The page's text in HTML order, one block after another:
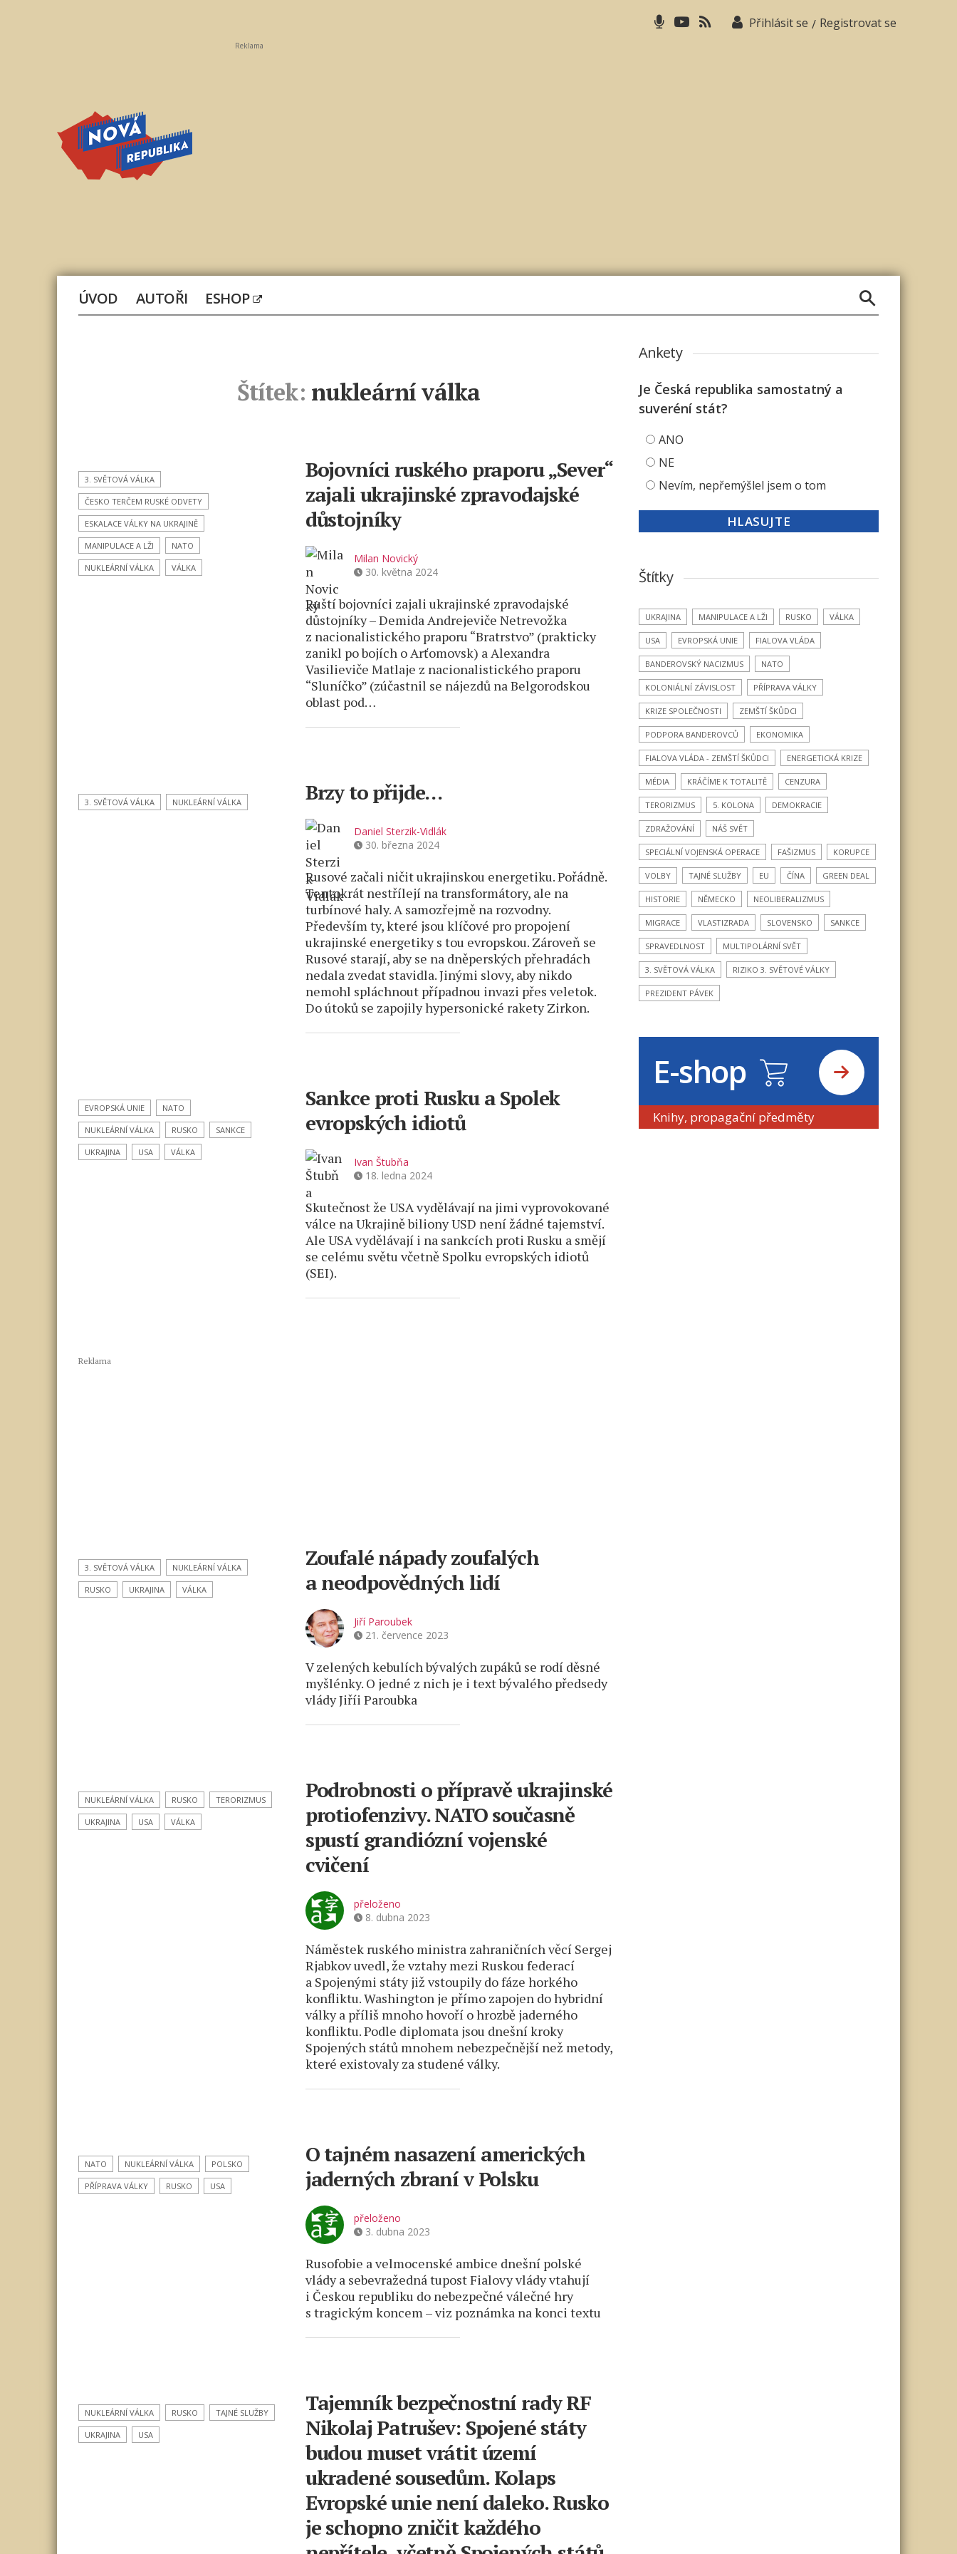
Přihlásit se / Registrovat se
Reklama
ÚVOD AUTOŘI ESHOP
Štítek: nukleární válka
3. SVĚTOVÁ VÁLKA
ČESKO TERČEM RUSKÉ ODVETY
ESKALACE VÁLKY NA UKRAJINĚ
MANIPULACE A LŽI NATO
NUKLEÁRNÍ VÁLKA VÁLKA
Bojovníci ruského praporu „Sever“
zajali ukrajinské zpravodajské
důstojníky
Milan Novický
30. května 2024
Ruští bojovníci zajali ukrajinské zpravodajské
důstojníky – Demida Andrejeviče Netrevožka
z nacionalistického praporu “Bratrstvo” (prakticky
zanikl po bojích o Arťomovsk) a Alexandra
Vasilieviče Matlaje z nacionalistického praporu
“Sluníčko” (zúčastnil se nájezdů na Belgorodskou
oblast pod…
3. SVĚTOVÁ VÁLKA NUKLEÁRNÍ VÁLKA Brzy to přijde…
Daniel Sterzik-Vidlák
30. března 2024
Rusové začali ničit ukrajinskou energetiku. Pořádně.
Tentokrát nestřílejí na transformátory, ale na
turbínové haly. A samozřejmě na rozvodny.
Především ty, které jsou klíčové pro propojení
ukrajinské energetiky s tou evropskou. Zároveň se
Rusové starají, aby se na dněperských přehradách
nedala zvedat stavidla. Jinými slovy, aby nikdo
nemohl spláchnout případnou invazi přes veletok.
Do útoků se zapojily hypersonické rakety Zirkon.
EVROPSKÁ UNIE NATO
NUKLEÁRNÍ VÁLKA RUSKO SANKCE
UKRAJINA USA VÁLKA
Sankce proti Rusku a Spolek
evropských idiotů
Ivan Štubňa
18. ledna 2024
Skutečnost že USA vydělávají na jimi vyprovokované
válce na Ukrajině biliony USD není žádné tajemství.
Ale USA vydělávají i na sankcích proti Rusku a smějí
se celému světu včetně Spolku evropských idiotů
(SEI).
Reklama
3. SVĚTOVÁ VÁLKA NUKLEÁRNÍ VÁLKA
RUSKO UKRAJINA VÁLKA
Zoufalé nápady zoufalých
a neodpovědných lidí
Jiří Paroubek
21. července 2023
V zelených kebulích bývalých zupáků se rodí děsné
myšlénky. O jedné z nich je i text bývalého předsedy
vlády Jiříi Paroubka
NUKLEÁRNÍ VÁLKA RUSKO TERORIZMUS
UKRAJINA USA VÁLKA
Podrobnosti o přípravě ukrajinské
protiofenzivy. NATO současně
spustí grandiózní vojenské
cvičení
přeloženo
8. dubna 2023
Náměstek ruského ministra zahraničních věcí Sergej
Rjabkov uvedl, že vztahy mezi Ruskou federací
a Spojenými státy již vstoupily do fáze horkého
konfliktu. Washington je přímo zapojen do hybridní
války a příliš mnoho hovoří o hrozbě jaderného
konfliktu. Podle diplomata jsou dnešní kroky
Spojených států mnohem nebezpečnější než metody,
které existovaly za studené války.
NATO NUKLEÁRNÍ VÁLKA POLSKO
PŘÍPRAVA VÁLKY RUSKO USA
O tajném nasazení amerických
jaderných zbraní v Polsku
přeloženo
3. dubna 2023
Rusofobie a velmocenské ambice dnešní polské
vlády a sebevražedná tupost Fialovy vlády vtahují
i Českou republiku do nebezpečné válečné hry
s tragickým koncem – viz poznámka na konci textu
NUKLEÁRNÍ VÁLKA RUSKO TAJNÉ SLUŽBY
UKRAJINA USA
Tajemník bezpečnostní rady RF
Nikolaj Patrušev: Spojené státy
budou muset vrátit území
ukradené sousedům. Kolaps
Evropské unie není daleko. Rusko
je schopno zničit každého
Ankety
Je Česká republika samostatný a
suveréní stát?
ANO
NE
Nevím, nepřemýšlel jsem o tom
Štítky
UKRAJINA MANIPULACE A LŽI RUSKO VÁLKA
USA EVROPSKÁ UNIE FIALOVA VLÁDA
BANDEROVSKÝ NACIZMUS NATO
KOLONIÁLNÍ ZÁVISLOST PŘÍPRAVA VÁLKY
KRIZE SPOLEČNOSTI ZEMŠTÍ ŠKŮDCI
PODPORA BANDEROVCŮ EKONOMIKA
FIALOVA VLÁDA - ZEMŠTÍ ŠKŮDCI ENERGETICKÁ KRIZE
MÉDIA KRÁČÍME K TOTALITĚ CENZURA
TERORIZMUS 5. KOLONA DEMOKRACIE
ZDRAŽOVÁNÍ NÁŠ SVĚT
SPECIÁLNÍ VOJENSKÁ OPERACE FAŠIZMUS KORUPCE
VOLBY TAJNÉ SLUŽBY EU ČÍNA GREEN DEAL
HISTORIE NĚMECKO NEOLIBERALIZMUS
MIGRACE VLASTIZRADA SLOVENSKO SANKCE
SPRAVEDLNOST MULTIPOLÁRNÍ SVĚT
3. SVĚTOVÁ VÁLKA RIZIKO 3. SVĚTOVÉ VÁLKY
PREZIDENT PÁVEK
E-shop
Knihy, propagační předměty